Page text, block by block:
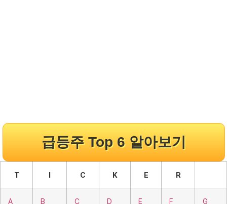
급등주 Top 6 알아보기
T I C K E R
A B C D E F G